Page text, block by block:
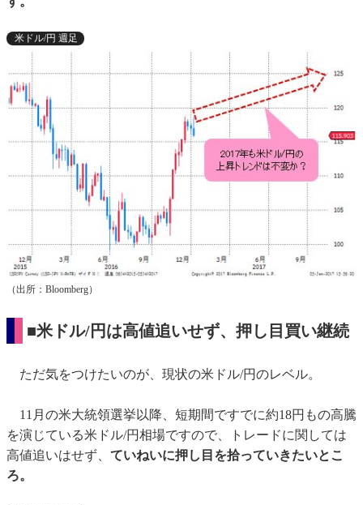
米ドル/円 週足
（出所：Bloomberg）
■米ドル/円は高値追いせず、押し目買い継続
ただ気をつけたいのが、現状の米ドル/円のレベル。
11月の米大統領選挙以降、短期間ですでに約18円もの高騰
を演じている米ドル/円相場ですので、トレードに関しては
高値追いはせず、 ていねいに押し目を拾っていきたいとこ
ろ。